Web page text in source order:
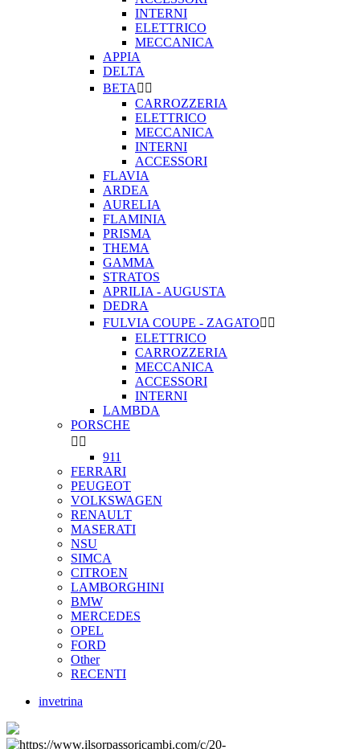
INTERNI
ELETTRICO
MECCANICA
APPIA
DELTA
BETA  
CARROZZERIA
ELETTRICO
MECCANICA
INTERNI
ACCESSORI
FLAVIA
ARDEA
AURELIA
FLAMINIA
PRISMA
THEMA
GAMMA
STRATOS
APRILIA - AUGUSTA
DEDRA
FULVIA COUPE - ZAGATO 
ELETTRICO
CARROZZERIA
MECCANICA
ACCESSORI
INTERNI
LAMBDA
PORSCHE
 
911
FERRARI
PEUGEOT
VOLKSWAGEN
RENAULT
MASERATI
NSU
SIMCA
CITROEN
LAMBORGHINI
BMW
MERCEDES
OPEL
FORD
Other
RECENTI
invetrina